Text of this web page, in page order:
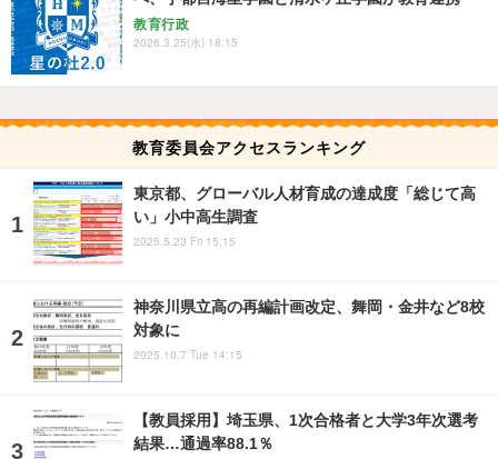
教育行政
2026.3.25(水) 18:15
教育委員会アクセスランキング
東京都、グローバル人材育成の達成度「総じて高
い」小中高生調査
2025.5.23 Fri 15:15
神奈川県立高の再編計画改定、舞岡・金井など8校
対象に
2025.10.7 Tue 14:15
【教員採用】埼玉県、1次合格者と大学3年次選考
結果…通過率88.1％